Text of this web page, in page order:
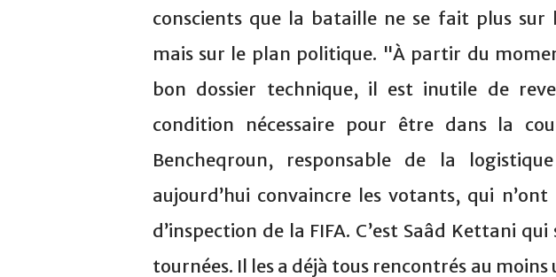
conscients que la bataille ne se fait plus
mais sur le plan politique. "À partir du
bon dossier technique, il est inutile de
condition nécessaire pour être dans la
Bencheqroun, responsable de la
aujourd’hui convaincre les votants, qui
d’inspection de la FIFA. C’est Saâd Kettani qui
tournées. Il les a déjà tous rencontrés au moins